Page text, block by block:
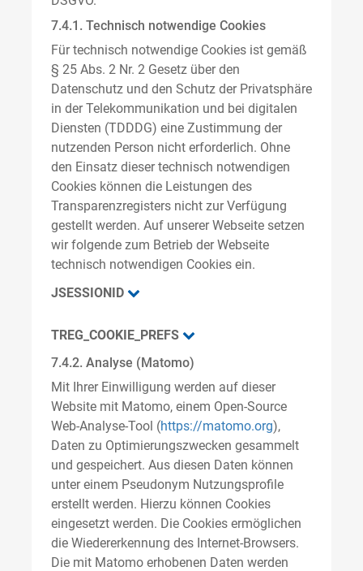
7.4.1. Technisch notwendige Cookies
Für technisch notwendige Cookies ist gemäß
§ 25 Abs. 2 Nr. 2 Gesetz über den
Datenschutz und den Schutz der Privatsphäre
in der Telekommunikation und bei digitalen
Diensten (TDDDG) eine Zustimmung der
nutzenden Person nicht erforderlich. Ohne
den Einsatz dieser technisch notwendigen
Cookies können die Leistungen des
Transparenzregisters nicht zur Verfügung
gestellt werden. Auf unserer Webseite setzen
wir folgende zum Betrieb der Webseite
technisch notwendigen Cookies ein.
JSESSIONID
TREG_COOKIE_PREFS
7.4.2. Analyse (Matomo)
Mit Ihrer Einwilligung werden auf dieser
Website mit Matomo, einem Open-Source
Web-Analyse-Tool (https://matomo.org),
Daten zu Optimierungszwecken gesammelt
und gespeichert. Aus diesen Daten können
unter einem Pseudonym Nutzungsprofile
erstellt werden. Hierzu können Cookies
eingesetzt werden. Die Cookies ermöglichen
die Wiedererkennung des Internet-Browsers.
Die mit Matomo erhobenen Daten werden